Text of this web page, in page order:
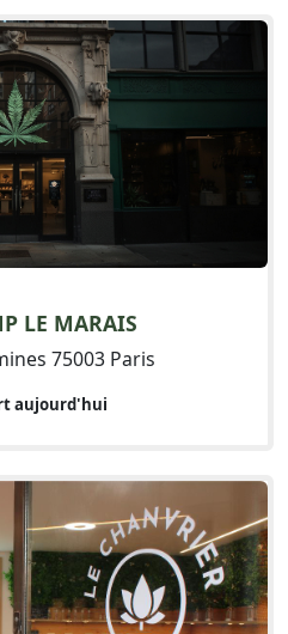
LE MARAIS
75003 Paris
aujourd'hui